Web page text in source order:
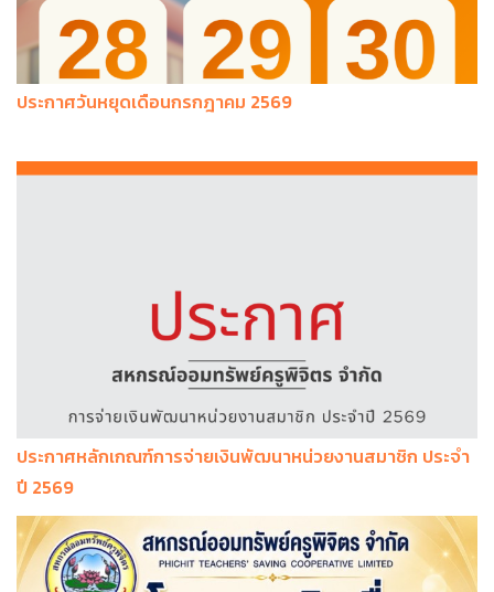
ประกาศวันหยุดเดือนกรกฎาคม 2569
ประกาศหลักเกณฑ์การจ่ายเงินพัฒนาหน่วยงานสมาชิก ประจำ
ปี 2569